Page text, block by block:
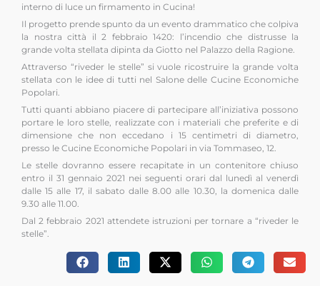
interno di luce un firmamento in Cucina!
Il progetto prende spunto da un evento drammatico che colpiva
la nostra città il 2 febbraio 1420: l’incendio che distrusse la
grande volta stellata dipinta da Giotto nel Palazzo della Ragione.
Attraverso “riveder le stelle” si vuole ricostruire la grande volta
stellata con le idee di tutti nel Salone delle Cucine Economiche
Popolari.
Tutti quanti abbiano piacere di partecipare all’iniziativa possono
portare le loro stelle, realizzate con i materiali che preferite e di
dimensione che non eccedano i 15 centimetri di diametro,
presso le Cucine Economiche Popolari in via Tommaseo, 12.
Le stelle dovranno essere recapitate in un contenitore chiuso
entro il 31 gennaio 2021 nei seguenti orari dal lunedì al venerdì
dalle 15 alle 17, il sabato dalle 8.00 alle 10.30, la domenica dalle
9.30 alle 11.00.
Dal 2 febbraio 2021 attendete istruzioni per tornare a “riveder le
stelle”.